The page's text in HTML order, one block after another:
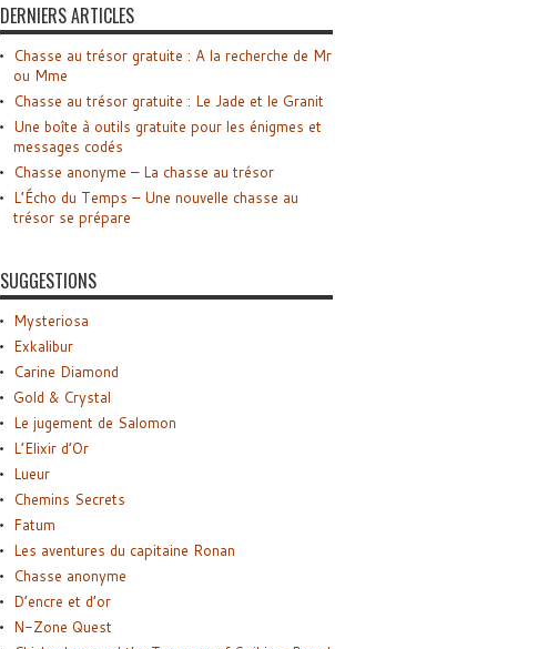
DERNIERS ARTICLES
Chasse au trésor gratuite : A la recherche de Mr
ou Mme
Chasse au trésor gratuite : Le Jade et le Granit
Une boîte à outils gratuite pour les énigmes et
messages codés
Chasse anonyme – La chasse au trésor
L’Écho du Temps – Une nouvelle chasse au
trésor se prépare
SUGGESTIONS
Mysteriosa
Exkalibur
Carine Diamond
Gold & Crystal
Le jugement de Salomon
L’Elixir d’Or
Lueur
Chemins Secrets
Fatum
Les aventures du capitaine Ronan
Chasse anonyme
D’encre et d’or
N-Zone Quest